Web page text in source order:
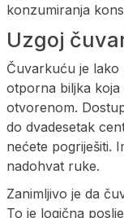
konzumiranja
Uzgoj
Čuvarkuću je lako
otporna biljka koja
otvorenom.
do dvadesetak
nećete pogriješiti.
nadohvat ruke.
Zanimljivo je da
To je logična